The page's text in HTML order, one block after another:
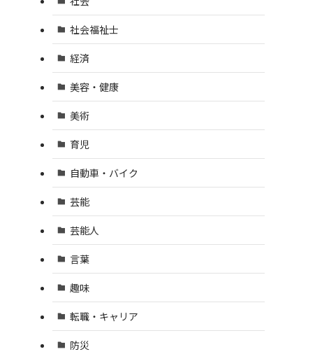
社会福祉士
経済
美容・健康
美術
育児
自動車・バイク
芸能
芸能人
言葉
趣味
転職・キャリア
防災